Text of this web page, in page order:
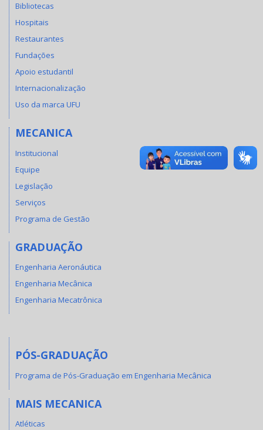
Bibliotecas
Hospitais
Restaurantes
Fundações
Apoio estudantil
Internacionalização
Uso da marca UFU
MECANICA
Institucional
Equipe
Legislação
Serviços
Programa de Gestão
GRADUAÇÃO
Engenharia Aeronáutica
Engenharia Mecânica
Engenharia Mecatrônica
PÓS-GRADUAÇÃO
Programa de Pós-Graduação em Engenharia Mecânica
MAIS MECANICA
Atléticas